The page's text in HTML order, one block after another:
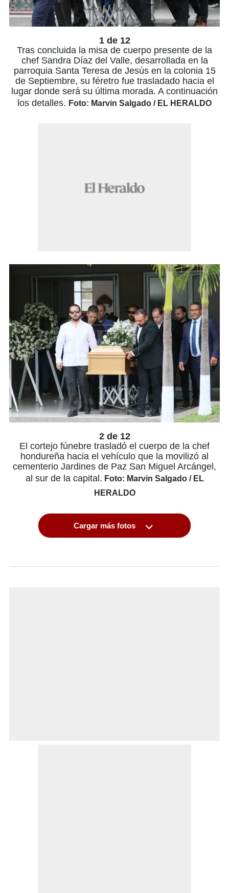
1 de 12
Tras concluida la misa de cuerpo presente de la
chef Sandra Díaz del Valle, desarrollada en la
parroquia Santa Teresa de Jesús en la colonia 15
de Septiembre, su féretro fue trasladado hacia el
lugar donde será su última morada. A continuación
los detalles. Foto: Marvin Salgado / EL HERALDO
2 de 12
El cortejo fúnebre trasladó el cuerpo de la chef
hondureña hacia el vehículo que la movilizó al
cementerio Jardines de Paz San Miguel Arcángel,
al sur de la capital. Foto: Marvin Salgado / EL
HERALDO
Cargar más fotos